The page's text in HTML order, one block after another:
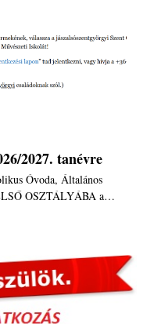
2027. tanévre
Óvoda, Általános
OSZTÁLYÁBA a…